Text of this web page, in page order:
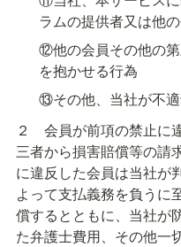
ラムの提供者又は他
⑫他の会員その他の
を抱かせる行為
⑬その他、当社が不
２　会員が前項の禁止に
三者から損害賠償等の請
に違反した会員は当社が
よって支払義務を負うに
償するとともに、当社が
た弁護士費用、その他一